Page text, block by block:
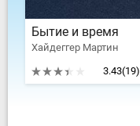
Бытие и время
Хайдеггер Мартин
3.43(19)